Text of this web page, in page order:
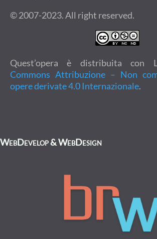
© 2007-2023. All right reserved.
Quest’opera è distribuita con
Commons Attribuzione – Non
opere derivate 4.0 Internazionale.
WebDevelop & WebDesign